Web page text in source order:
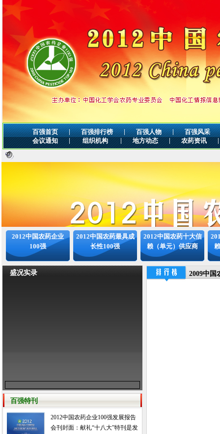
百强首页 | 百强排行榜 | 百强人物 |
百强风采
会议通知
| 组织机构 | 地方动态 | 农药资讯 |
2012中国农药企业
100强
2012中国农药最具成
长性100强
2012中国农药十大信
赖（单元）供应商
盛况实录
百强特刊
2012中国农药企业100强发展报告
会刊封面：献礼“十八大”特刊是发
2009中国